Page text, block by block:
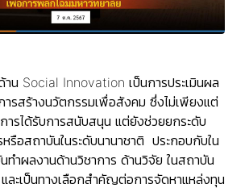
น Social Innovation เป็นการประเมินผล
ารสร้างนวัตกรรมเพื่อสังคม ซึ่งไม่เพียงแต่
ารได้รับการสนับสนุน แต่ยังช่วยยกระดับ
รือสถาบันในระดับนานาชาติ ประกอบกับใน
ทำผลงานด้านวิชาการ ด้านวิจัย ในสถาบัน
ละเป็นทางเลือกสำคัญต่อการจัดหาแหล่งทุน